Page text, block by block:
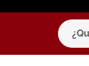
¿Qué